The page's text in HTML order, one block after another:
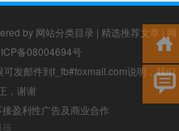
by 网站分类目录 | 精选推荐文章 | 网
备08004694号
发邮件到f_fb#foxmail.com说明，我们
，谢谢
盈利性广告及商业合作